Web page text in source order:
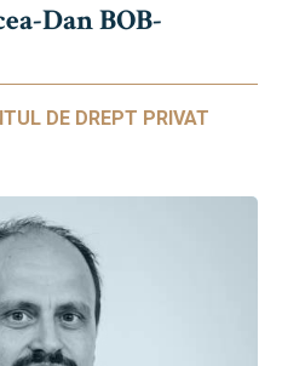
Dan BOB-
DE DREPT PRIVAT